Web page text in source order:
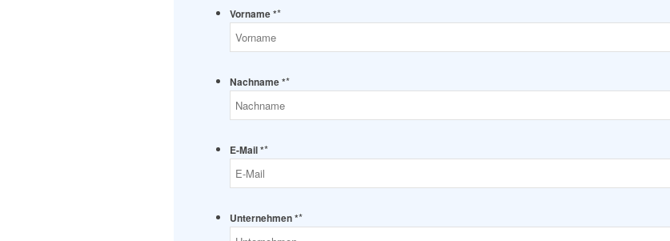
Vorname **
Nachname **
E-Mail **
Unternehmen **